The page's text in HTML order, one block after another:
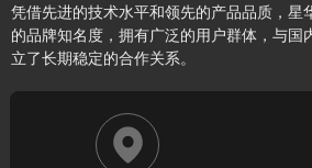
凭借先进的技术水平和领先的产品品质，星
的品牌知名度，拥有广泛的用户群体，与国
立了长期稳定的合作关系。